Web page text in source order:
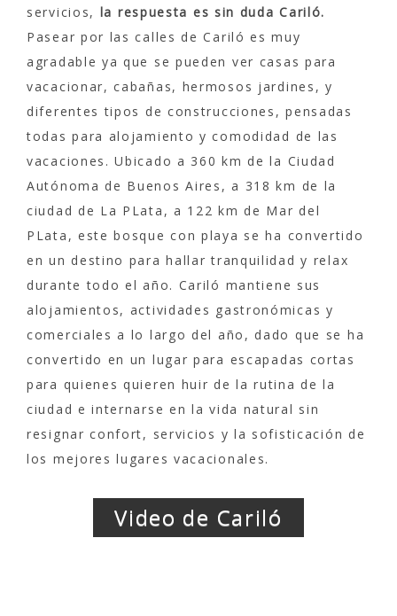
servicios, la respuesta es sin duda Cariló.
Pasear por las calles de Cariló es muy
agradable ya que se pueden ver casas para
vacacionar, cabañas, hermosos jardines, y
diferentes tipos de construcciones, pensadas
todas para alojamiento y comodidad de las
vacaciones. Ubicado a 360 km de la Ciudad
Autónoma de Buenos Aires, a 318 km de la
ciudad de La PLata, a 122 km de Mar del
PLata, este bosque con playa se ha convertido
en un destino para hallar tranquilidad y relax
durante todo el año. Cariló mantiene sus
alojamientos, actividades gastronómicas y
comerciales a lo largo del año, dado que se ha
convertido en un lugar para escapadas cortas
para quienes quieren huir de la rutina de la
ciudad e internarse en la vida natural sin
resignar confort, servicios y la sofisticación de
los mejores lugares vacacionales.
Video de Cariló